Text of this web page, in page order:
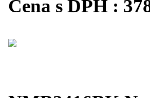
Cena s DPH :